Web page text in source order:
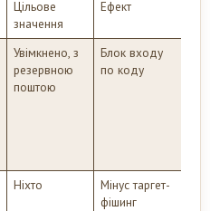
Цільове
значення
Ефект
Увімкнено, з
резервною
поштою
Блок входу
по коду
Ніхто
Мінус таргет-
фішинг